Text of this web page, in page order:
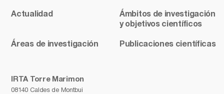
IRTA Torre Marimon
08140 Caldes de Montbui
Actualidad
Ámbitos de investigación
y objetivos científicos
Áreas de investigación Publicaciones científicas